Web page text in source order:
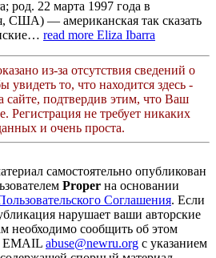
род. 22 марта 1997 года в
США) — американская так сказать
read more Eliza Ibarra
из-за отсутствия сведений о
увидеть то, что находится здесь -
сайте, подтвердив этим, что Ваш
Регистрация не требует никаких
и очень проста.
самостоятельно опубликован
Proper на основании
Соглашения. Если
нарушает ваши авторские
необходимо сообщить об этом
EMAIL abuse@newru.org с указанием